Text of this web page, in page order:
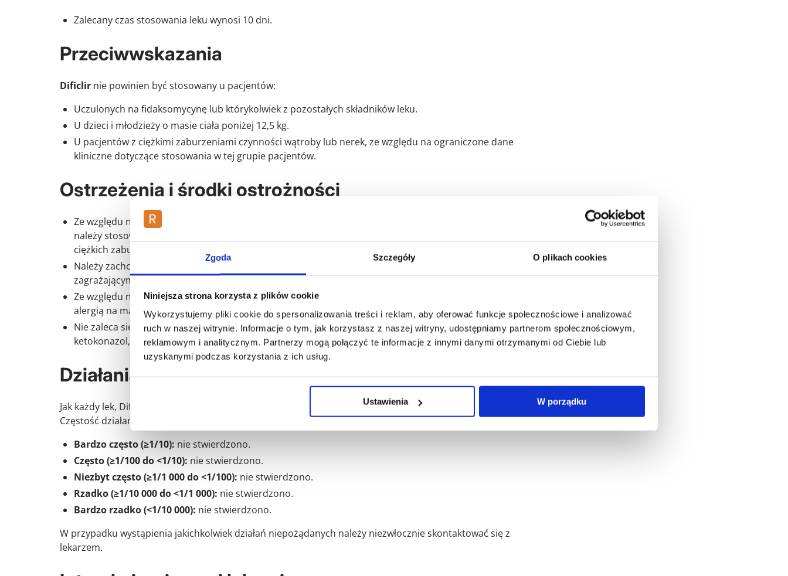
Zgoda Szczegóły O plikach cookies
Niniejsza strona korzysta z plików cookie
Wykorzystujemy pliki cookie do spersonalizowania treści i reklam, aby oferować funkcje społecznościowe i analizować
ruch w naszej witrynie. Informacje o tym, jak korzystasz z naszej witryny, udostępniamy partnerom społecznościowym,
reklamowym i analitycznym. Partnerzy mogą połączyć te informacje z innymi danymi otrzymanymi od Ciebie lub
uzyskanymi podczas korzystania z ich usług.
Ustawienia W porządku
Zalecany czas stosowania leku wynosi 10 dni.
Przeciwwskazania
Dificlir nie powinien być stosowany u pacjentów:
Uczulonych na fidaksomycynę lub którykolwiek z pozostałych składników leku.
U dzieci i młodzieży o masie ciała poniżej 12,5 kg.
U pacjentów z ciężkimi zaburzeniami czynności wątroby lub nerek, ze względu na ograniczone dane
kliniczne dotyczące stosowania w tej grupie pacjentów.
Ostrzeżenia i środki ostrożności
Ze względu na ograniczone dane kliniczne dotyczące stosowania w tej grupie pacjentów, produkt Dificlir
należy stosować ostrożnie u pacjentów z ciężkimi zaburzeniami czynności nerek lub umiarkowanymi do
ciężkich zaburzeniami czynności wątroby.
Należy zachować ostrożność u pacjentów z rzekomobłoniastym zapaleniem okrężnicy, piorunującym lub
zagrażającym życiu CDI.
Ze względu na ograniczone dane kliniczne, fidaksomycynę należy stosować ostrożnie u pacjentów z
alergią na makrolidy.
Nie zaleca się jednoczesnego stosowania silnych inhibitorów glikoproteiny P, takich jak cyklosporyna,
ketokonazol, erytromycyna, klarytromycyna, werapamil, dronedaron i amiodaron.
Działania niepożądane
Jak każdy lek, Dificlir może powodować działania niepożądane, chociaż nie u każdego pacjenta one wystąpią.
Częstość działań niepożądanych jest następująca:
Bardzo często (≥1/10): nie stwierdzono.
Często (≥1/100 do <1/10): nie stwierdzono.
Niezbyt często (≥1/1 000 do <1/100): nie stwierdzono.
Rzadko (≥1/10 000 do <1/1 000): nie stwierdzono.
Bardzo rzadko (<1/10 000): nie stwierdzono.
W przypadku wystąpienia jakichkolwiek działań niepożądanych należy niezwłocznie skontaktować się z
lekarzem.